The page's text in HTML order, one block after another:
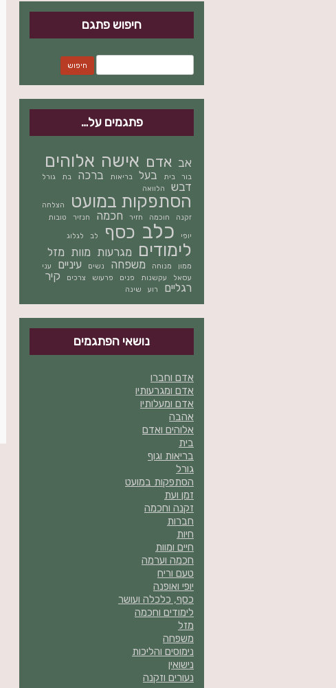
חיפוש פתגם
פתגמים על…
אב אדם אישה אלוהים
בור בית בעל בריאות ברכה בת גורל
דבש הלוואה
הסתפקות במועט
הצלחה
זקנה
חוכמה חזיר חכמה חנזיר טובות
יופי כלב כסף לב לגלוג
לימודים מגרעות מוות מזל
ממון מנוחה משפחה נשים עיניים
עני
עסאל
עקשנות פנים פרעוש צרכים
קיר
רגליים
רוע שינה
נושאי הפתגמים
אדם וחברו
אדם ומגרעותיו
אדם ומעלותיו
אהבה
אלוהים ואדם
בית
בריאות וגוף
גורל
הסתפקות במועט
זמן ועת
זקנה וחכמה
חברות
חיות
חיים ומוות
חכמה וערמה
טעם וריח
יופי ואופנה
כסף, כלכלה ועושר
לימודים וחכמה
מזל
משפחה
נימוסים והליכות
נישואין
נעורים וזקנה